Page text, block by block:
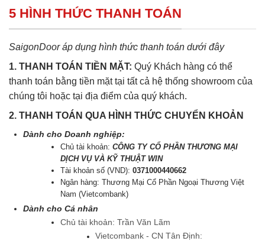
5 HÌNH THỨC THANH TOÁN
SaigonDoor áp dụng hình thức thanh toán dưới đây
1. THANH TOÁN TIỀN MẶT: Quý Khách hàng có thể
thanh toán bằng tiền mặt tại tất cả hệ thống showroom của
chúng tôi hoặc tại địa điểm của quý khách.
2. THANH TOÁN QUA HÌNH THỨC CHUYỂN KHOẢN
Dành cho Doanh nghiệp:
Chủ tài khoản:CÔNG TY CỔ PHẦN THƯƠNG MẠI
DỊCH VỤ VÀ KỸ THUẬT WIN
Tài khoản số (VND):0371000440662
Ngân hàng: Thương Mại Cổ Phần Ngoại Thương Việt
Nam (Vietcombank)
Dành cho Cá nhân
Chủ tài khoản: Trần Văn Lãm
Vietcombank - CN Tân Định: